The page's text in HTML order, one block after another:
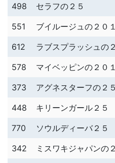
498
セラフの２５
551
ブイルージュの２０
612
ラブスプラッシュの
578
マイベッピンの２０
373
アグネスターフの２５
448
キリーンガール２５
770
ソウルディーバ２５
342
ミスワキジャパンの